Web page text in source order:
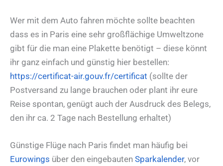
Wer mit dem Auto fahren möchte sollte beachten
dass es in Paris eine sehr großflächige Umweltzone
gibt für die man eine Plakette benötigt – diese könnt
ihr ganz einfach und günstig hier bestellen:
https://certificat-air.gouv.fr/certificat (sollte der
Postversand zu lange brauchen oder plant ihr eure
Reise spontan, genügt auch der Ausdruck des Belegs,
den ihr ca. 2 Tage nach Bestellung erhaltet)
Günstige Flüge nach Paris findet man häufig bei
Eurowings über den eingebauten Sparkalender, vor